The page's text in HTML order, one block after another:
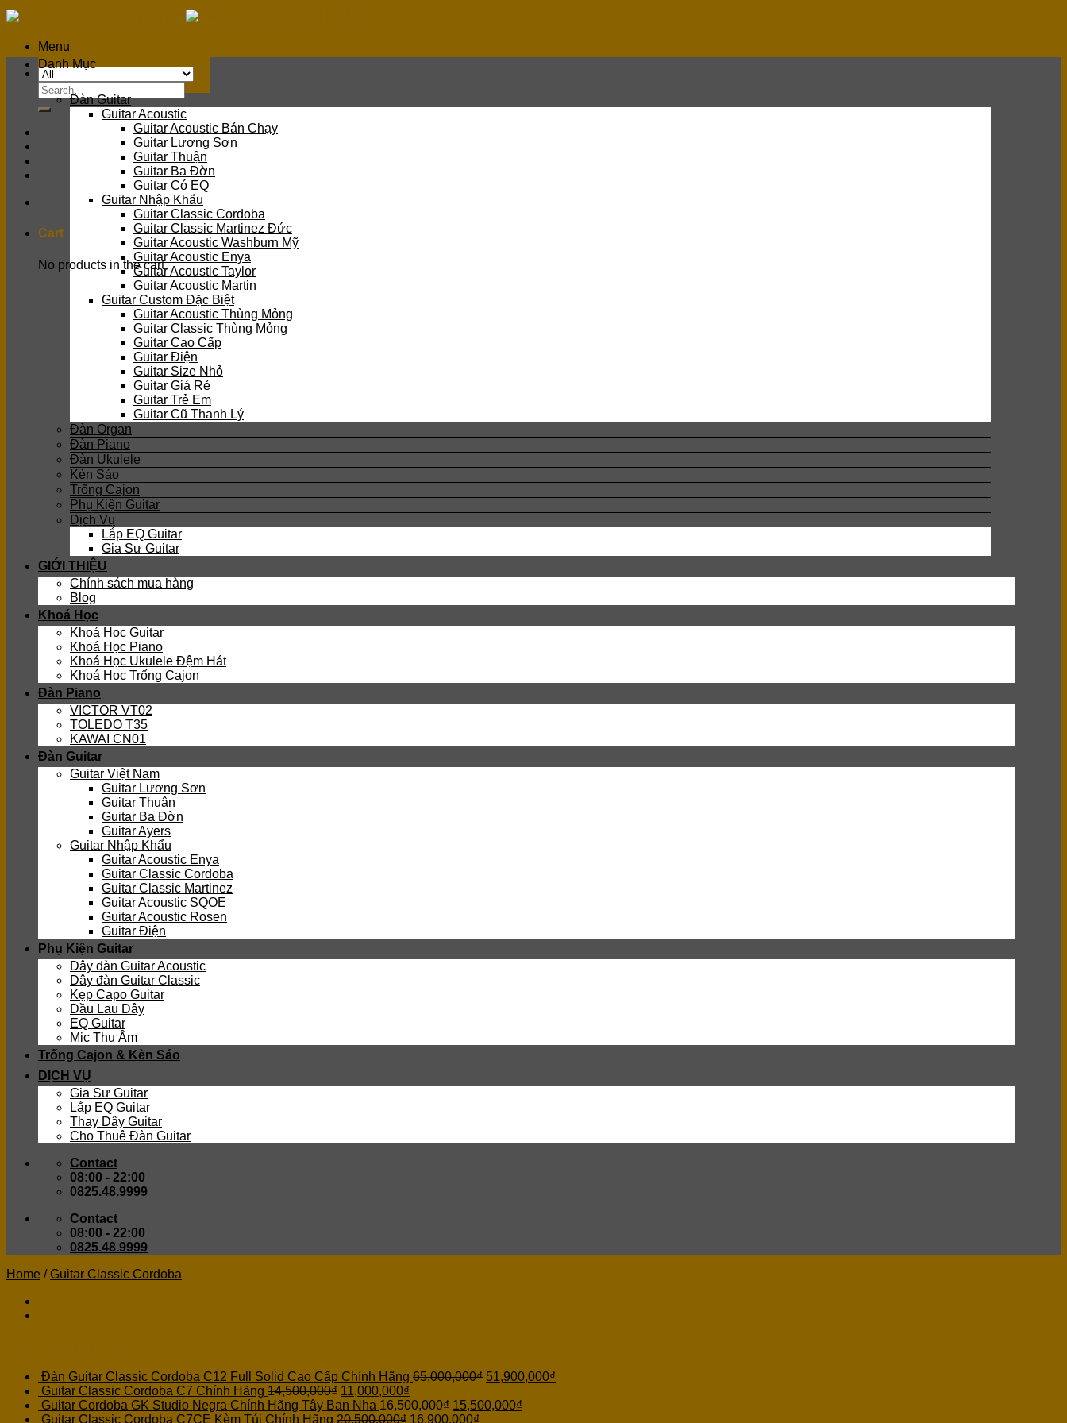
Skip
to
contentMenu
Search
for:
Cart
No products in the cart.
Danh Mục
Đàn Guitar
Guitar Acoustic
Guitar Acoustic Bán Chạy
Guitar Lương Sơn
Guitar Thuận
Guitar Ba Đờn
Guitar Có EQ
Guitar Nhập Khẩu
Guitar Classic Cordoba
Guitar Classic Martinez Đức
Guitar Acoustic Washburn Mỹ
Guitar Acoustic Enya
Guitar Acoustic Taylor
Guitar Acoustic Martin
Guitar Custom Đặc Biệt
Guitar Acoustic Thùng Mỏng
Guitar Classic Thùng Mỏng
Guitar Cao Cấp
Guitar Điện
Guitar Size Nhỏ
Guitar Giá Rẻ
Guitar Trẻ Em
Guitar Cũ Thanh Lý
Đàn Organ
Đàn Piano
Đàn Ukulele
Kèn Sáo
Trống Cajon
Phụ Kiện Guitar
Dịch Vụ
Lắp EQ Guitar
Gia Sư Guitar
GIỚI THIỆU
Chính sách mua hàng
Blog
Khoá Học
Khoá Học Guitar
Khoá Học Piano
Khoá Học Ukulele Đệm Hát
Khoá Học Trống Cajon
Đàn Piano
VICTOR VT02
TOLEDO T35
KAWAI CN01
Đàn Guitar
Guitar Việt Nam
Guitar Lương Sơn
Guitar Thuận
Guitar Ba Đờn
Guitar Ayers
Guitar Nhập Khẩu
Guitar Acoustic Enya
Guitar Classic Cordoba
Guitar Classic Martinez
Guitar Acoustic SQOE
Guitar Acoustic Rosen
Guitar Điện
Phụ Kiện Guitar
Dây đàn Guitar Acoustic
Dây đàn Guitar Classic
Kẹp Capo Guitar
Dầu Lau Dây
EQ Guitar
Mic Thu Âm
Trống Cajon & Kèn Sáo
DỊCH VỤ
Gia Sư Guitar
Lắp EQ Guitar
Thay Dây Guitar
Cho Thuê Đàn Guitar
Contact
08:00 - 22:00
0825.48.9999
Contact
08:00 - 22:00
0825.48.9999
Home / Guitar Classic Cordoba
Đàn Guitar Classic Cordoba C12 Full Solid Cao Cấp Chính Hãng 65,000,000₫ 51,900,000₫
Guitar Classic Cordoba C7 Chính Hãng 14,500,000₫ 11,000,000₫
Guitar Cordoba GK Studio Negra Chính Hãng Tây Ban Nha 16,500,000₫ 15,500,000₫
Guitar Classic Cordoba C7CE Kèm Túi Chính Hãng 20,500,000₫ 16,900,000₫